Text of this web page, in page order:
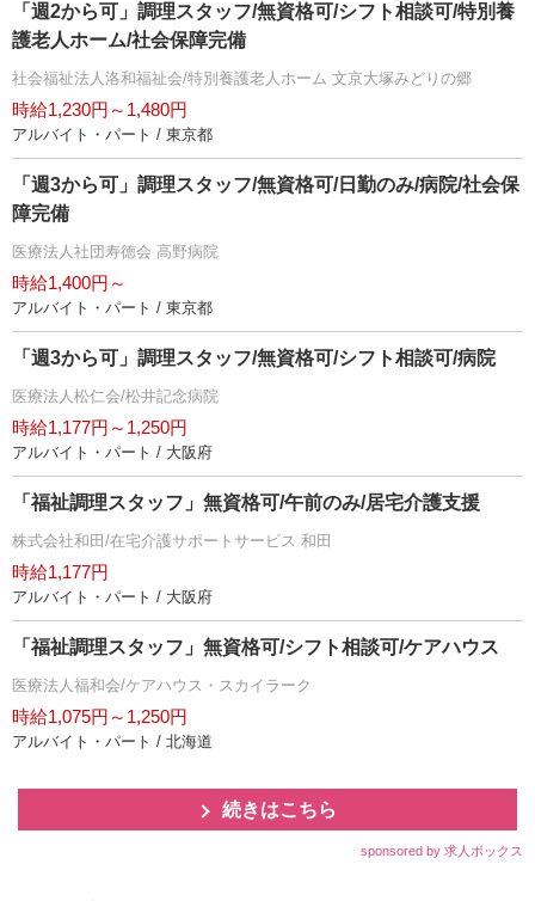
「週2から可」調理スタッフ/無資格可/シフト相談可/特別養
護老人ホーム/社会保障完備
社会福祉法人洛和福祉会/特別養護老人ホーム 文京大塚みどりの郷
時給1,230円～1,480円
アルバイト・パート / 東京都
「週3から可」調理スタッフ/無資格可/日勤のみ/病院/社会保
障完備
医療法人社団寿徳会 高野病院
時給1,400円～
アルバイト・パート / 東京都
「週3から可」調理スタッフ/無資格可/シフト相談可/病院
医療法人松仁会/松井記念病院
時給1,177円～1,250円
アルバイト・パート / 大阪府
「福祉調理スタッフ」無資格可/午前のみ/居宅介護支援
株式会社和田/在宅介護サポートサービス 和田
時給1,177円
アルバイト・パート / 大阪府
「福祉調理スタッフ」無資格可/シフト相談可/ケアハウス
医療法人福和会/ケアハウス・スカイラーク
時給1,075円～1,250円
アルバイト・パート / 北海道
続きはこちら
sponsored by 求人ボックス